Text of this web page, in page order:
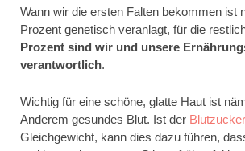
Wann wir die ersten Falten bekommen ist
Prozent genetisch veranlagt, für die
Prozent sind wir und unsere
verantwortlich.
Wichtig für eine schöne, glatte Haut ist
Anderem gesundes Blut. Ist der
Gleichgewicht, kann dies dazu führen,